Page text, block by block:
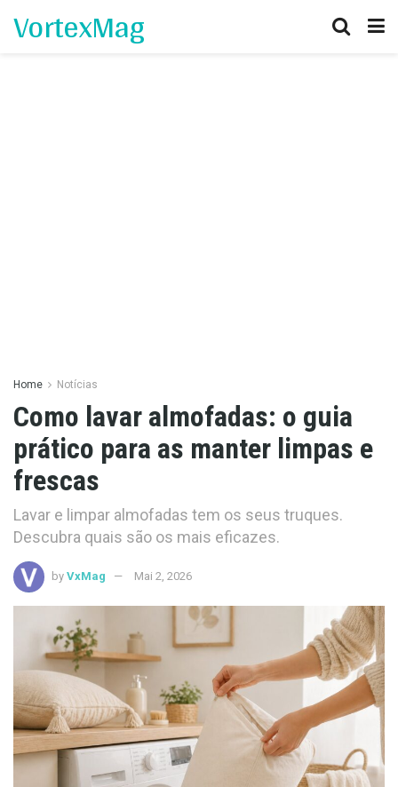
VortexMag
Home Notícias
Como lavar almofadas: o guia
prático para as manter limpas e
frescas
Lavar e limpar almofadas tem os seus truques.
Descubra quais são os mais eficazes.
by VxMag Mai 2, 2026